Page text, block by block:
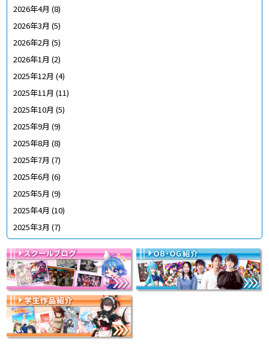
2026年4月 (8)
2026年3月 (5)
2026年2月 (5)
2026年1月 (2)
2025年12月 (4)
2025年11月 (11)
2025年10月 (5)
2025年9月 (9)
2025年8月 (8)
2025年7月 (7)
2025年6月 (6)
2025年5月 (9)
2025年4月 (10)
2025年3月 (7)